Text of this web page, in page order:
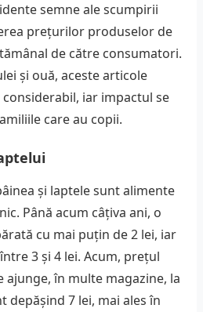
semne ale scumpirii
prețurilor produselor de
de către consumatori.
și ouă, aceste articole
iar impactul se
care au copii.
și laptele sunt alimente
Până acum câțiva ani, o
cu mai puțin de 2 lei, iar
3 și 4 lei. Acum, prețul
în multe magazine, la
depășind 7 lei, mai ales în